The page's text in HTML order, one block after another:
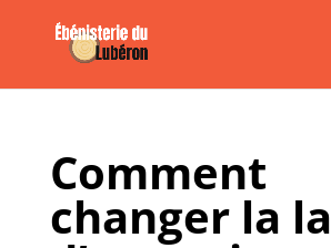
Comment
changer la